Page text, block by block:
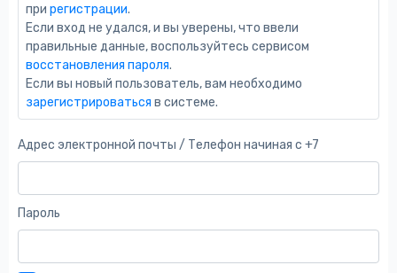
при регистрации.
Если вход не удался, и вы уверены, что ввели
правильные данные, воспользуйтесь сервисом
восстановления пароля.
Если вы новый пользователь, вам необходимо
зарегистрироваться в системе.
Адрес электронной почты / Телефон начиная с +7
Пароль